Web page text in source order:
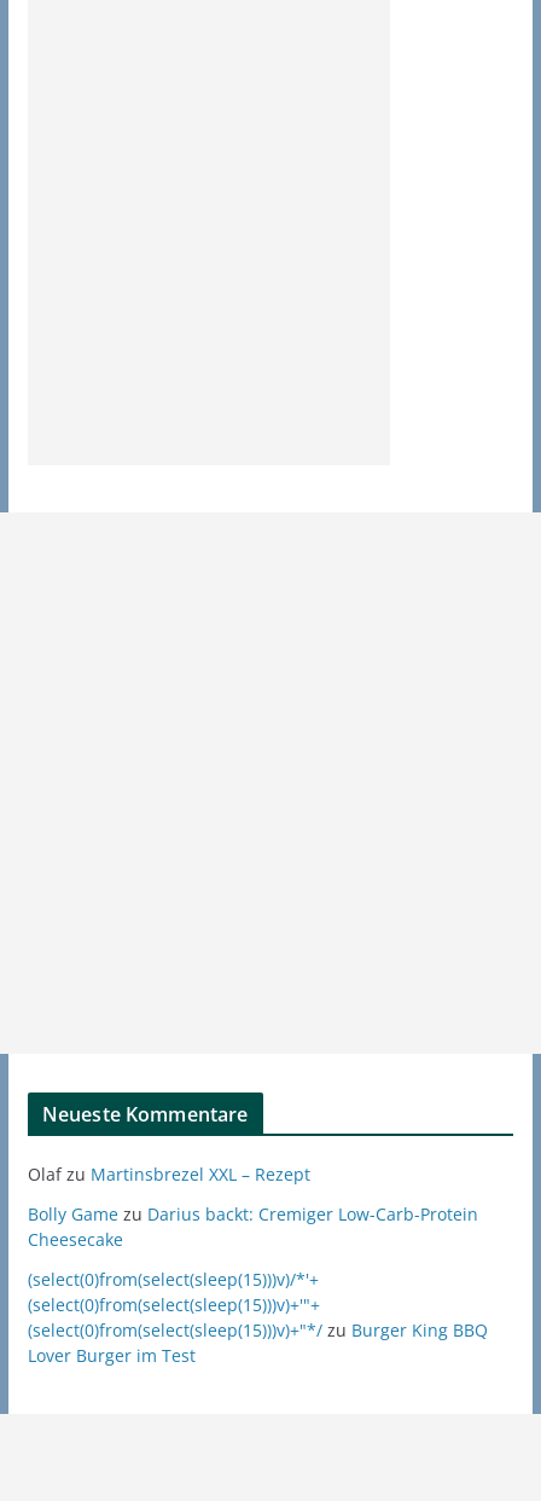
Neueste Kommentare
Olafzu Martinsbrezel XXL – Rezept
Bolly Gamezu Darius backt: Cremiger Low-Carb-Protein
Cheesecake
(select(0)from(select(sleep(15)))v)/*'+
(select(0)from(select(sleep(15)))v)+'"+
(select(0)from(select(sleep(15)))v)+"*/zu Burger King BBQ
Lover Burger im Test